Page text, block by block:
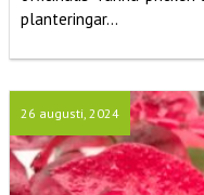
planteringar...
26 augusti, 2024